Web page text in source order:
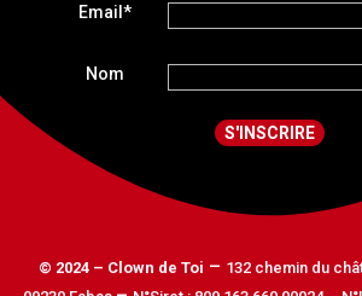
Email*
Nom
© 2024 – Clown de Toi – 132 chemin du